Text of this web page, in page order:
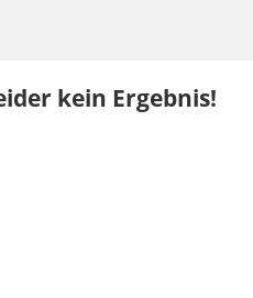
kein Ergebnis!